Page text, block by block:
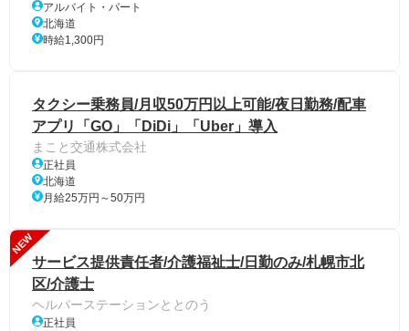
アルバイト・パート
北海道
時給1,300円
タクシー乗務員/月収50万円以上可能/夜日勤務/配車
アプリ「GO」「DiDi」「Uber」導入
まこと交通株式会社
正社員
北海道
月給25万円～50万円
NEW
サービス提供責任者/介護福祉士/日勤のみ/札幌市北
区/介護士
ヘルパーステーションととのう
正社員